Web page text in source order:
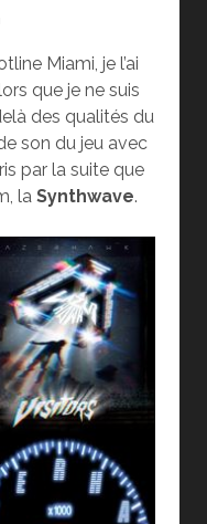
Miami, je l’ai
que je ne suis
des qualités du
son du jeu avec
par la suite que
la Synthwave.